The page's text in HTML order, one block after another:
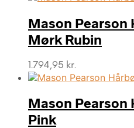
Mason Pearson
Mørk Rubin
1.794,95 kr.
Mason Pearson
Pink